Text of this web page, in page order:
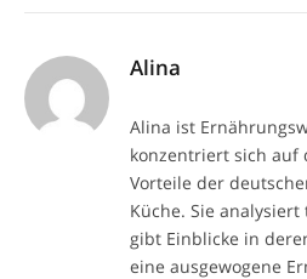
Alina
Alina ist
konzentriert sich auf
Vorteile der
Küche. Sie
gibt Einblicke in
eine ausgewogene